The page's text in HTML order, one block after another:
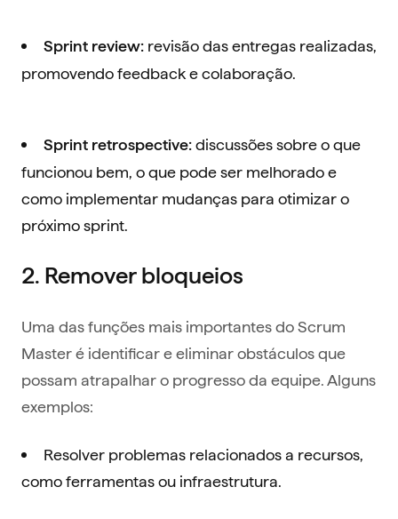
Sprint review: revisão das entregas realizadas,
promovendo feedback e colaboração.
Sprint retrospective: discussões sobre o que
funcionou bem, o que pode ser melhorado e
como implementar mudanças para otimizar o
próximo sprint.
2. Remover bloqueios
Uma das funções mais importantes do Scrum
Master é identificar e eliminar obstáculos que
possam atrapalhar o progresso da equipe. Alguns
exemplos:
Resolver problemas relacionados a recursos,
como ferramentas ou infraestrutura.